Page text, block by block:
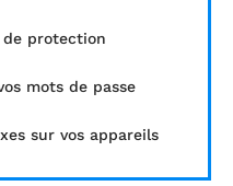
protection
mots de passe
sur vos appareils